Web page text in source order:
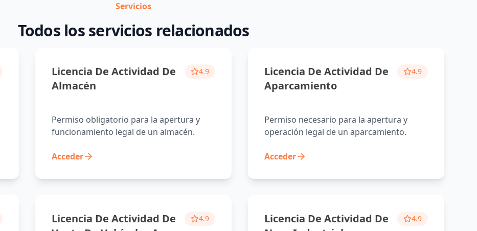
Servicios
Todos los servicios relacionados
Licencia De Actividad De
Almacén
4.9
Permiso obligatorio para la apertura y
funcionamiento legal de un almacén.
Acceder
Licencia De Actividad De
Aparcamiento
4.9
Permiso necesario para la apertura y
operación legal de un aparcamiento.
Acceder
Licencia De Actividad De
4.9
Licencia De Actividad De
4.9